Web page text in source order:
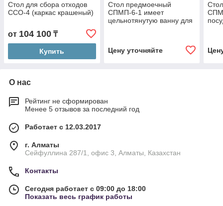
Стол для сбора отходов
ССО-4 (каркас крашеный)
от 104 100 ₸
Купить
Стол предмоечный
СПМП-6-1 имеет
цельнотянутую ванну для
Цену уточняйте
О нас
Рейтинг не сформирован
Менее 5 отзывов за последний год
Работает с 12.03.2017
г. Алматы
Сейфуллина 287/1, офис 3, Алматы, Казахстан
Контакты
Сегодня работает с 09:00 до 18:00
Показать весь график работы